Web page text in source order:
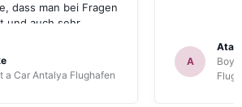
dass man bei Fragen
und auch sehr
habe ich Sie
Mietautovermittler
Buchungen
a Car Antalya Flughafen
A